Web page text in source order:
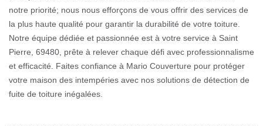
notre priorité; nous nous efforçons de vous offrir des services de
la plus haute qualité pour garantir la durabilité de votre toiture.
Notre équipe dédiée et passionnée est à votre service à Saint
Pierre, 69480, prête à relever chaque défi avec professionnalisme
et efficacité. Faites confiance à Mario Couverture pour protéger
votre maison des intempéries avec nos solutions de détection de
fuite de toiture inégalées.